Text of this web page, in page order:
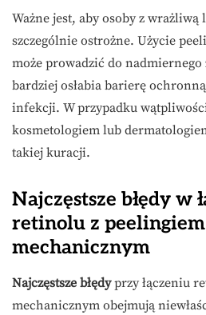
Ważne jest, aby osoby z
szczególnie ostrożne. Użycie
może prowadzić do nadmiernego
bardziej osłabia barierę
infekcji. W przypadku
kosmetologiem lub
takiej kuracji.
Najczęstsze błędy w
retinolu z peelingiem
mechanicznym
Najczęstsze błędyprzy łączeniu
mechanicznym obejmują